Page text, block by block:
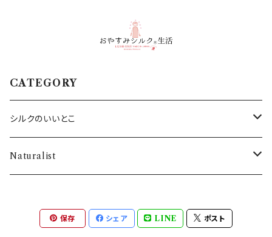
CATEGORY
シルクのいいとこ
・SILKシャツ
・SILK腹巻き
Naturalist
保存 シェア LINE ポスト